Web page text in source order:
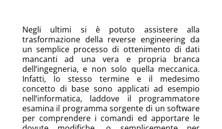
Negli ultimi si è potuto assistere alla
trasformazione della reverse engineering da
un semplice processo di ottenimento di dati
mancanti ad una vera e propria branca
dell’ingegneria, e non solo quella meccanica.
Infatti, lo stesso termine e il medesimo
concetto di base sono applicati ad esempio
nell’informatica, laddove il programmatore
esamina il programma sorgente di un software
per comprendere i comandi ed apportare le